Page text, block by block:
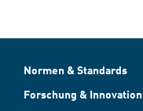
Normen & Standards
Forschung & Innovation